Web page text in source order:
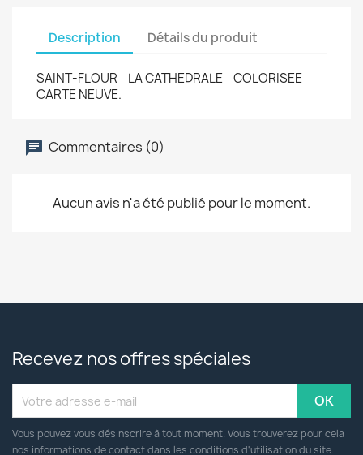
Description Détails du produit
SAINT-FLOUR - LA CATHEDRALE - COLORISEE -
CARTE NEUVE.
Commentaires (0)
Aucun avis n'a été publié pour le moment.
Recevez nos offres spéciales
Vous pouvez vous désinscrire à tout moment. Vous trouverez pour cela
nos informations de contact dans les conditions d'utilisation du site.